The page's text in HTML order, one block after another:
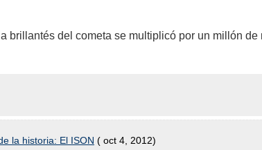
brillantés del cometa se multiplicó por un millón
la historia: El ISON ( oct 4, 2012)